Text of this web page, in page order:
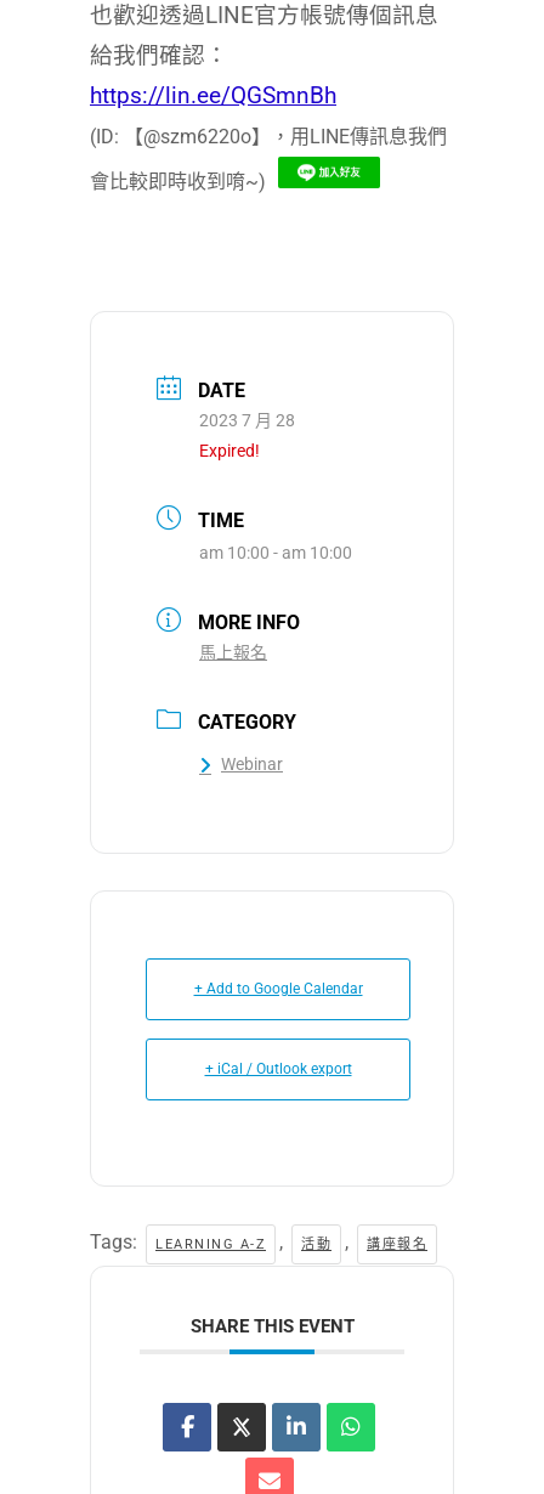
也歡迎透過LINE官方帳號傳個訊息
給我們確認：
https://lin.ee/QGSmnBh
(ID: 【@szm6220o】，用LINE傳訊息我們
會比較即時收到唷~)
DATE
2023 7 月 28
Expired!
TIME
am 10:00 - am 10:00
MORE INFO
馬上報名
CATEGORY
Webinar
+ Add to Google Calendar
+ iCal / Outlook export
Tags: LEARNING A-Z , 活動 , 講座報名
SHARE THIS EVENT